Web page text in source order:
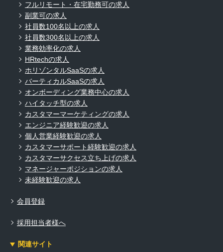
フルリモート・在宅勤務可の求人
副業可の求人
社員数100名以上の求人
社員数300名以上の求人
業務効率化の求人
HRtechの求人
ホリゾンタルSaaSの求人
バーティカルSaaSの求人
オンボーディング業務中心の求人
ハイタッチ型の求人
カスタマーマーケティングの求人
エンジニア経験歓迎の求人
個人営業経験歓迎の求人
カスタマーサポート経験歓迎の求人
カスタマーサクセス立ち上げの求人
マネージャーポジションの求人
未経験歓迎の求人
会員登録
採用担当者様へ
関連サイト